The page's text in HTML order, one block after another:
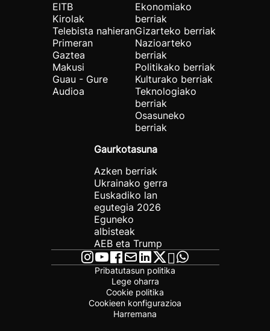
EITB
Kirolak
Telebista nahieran
Primeran
Gaztea
Makusi
Guau - Gure
Audioa
Ekonomiako
berriak
Gizarteko berriak
Nazioarteko
berriak
Politikako berriak
Kulturako berriak
Teknologiako
berriak
Osasuneko
berriak
Gaurkotasuna
Azken berriak
Ukrainako gerra
Euskadiko lan
egutegia 2026
Eguneko
albisteak
AEB eta Trump
Pribatutasun politika
Lege oharra
Cookie politika
Cookieen konfigurazioa
Harremana